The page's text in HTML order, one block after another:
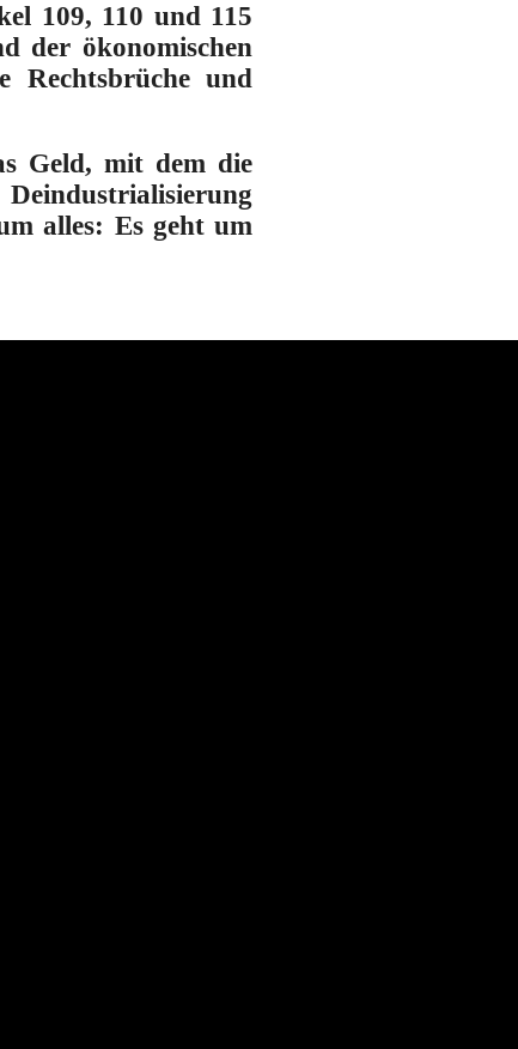
109, 110 und 115
der ökonomischen
und
Geld, mit dem die
alles: Es geht um